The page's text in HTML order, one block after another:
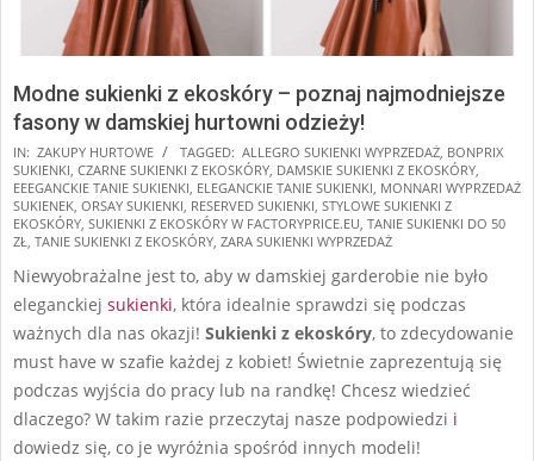
Modne sukienki z ekoskóry – poznaj najmodniejsze
fasony w damskiej hurtowni odzieży!
2025-
08-
17
IN: ZAKUPY HURTOWE TAGGED: ALLEGRO SUKIENKI WYPRZEDAŻ, BONPRIX
SUKIENKI, CZARNE SUKIENKI Z EKOSKÓRY, DAMSKIE SUKIENKI Z EKOSKÓRY,
EEEGANCKIE TANIE SUKIENKI, ELEGANCKIE TANIE SUKIENKI, MONNARI WYPRZEDAŻ
SUKIENEK, ORSAY SUKIENKI, RESERVED SUKIENKI, STYLOWE SUKIENKI Z
EKOSKÓRY, SUKIENKI Z EKOSKÓRY W FACTORYPRICE.EU, TANIE SUKIENKI DO 50
ZŁ, TANIE SUKIENKI Z EKOSKÓRY, ZARA SUKIENKI WYPRZEDAŻ
Niewyobrażalne jest to, aby w damskiej garderobie nie było
eleganckiej sukienki, która idealnie sprawdzi się podczas
ważnych dla nas okazji! Sukienki z ekoskóry, to zdecydowanie
must have w szafie każdej z kobiet! Świetnie zaprezentują się
podczas wyjścia do pracy lub na randkę! Chcesz wiedzieć
dlaczego? W takim razie przeczytaj nasze podpowiedzi i
dowiedz się, co je wyróżnia spośród innych modeli!